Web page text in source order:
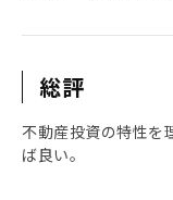
総評
不動産投資の特性を
ば良い。